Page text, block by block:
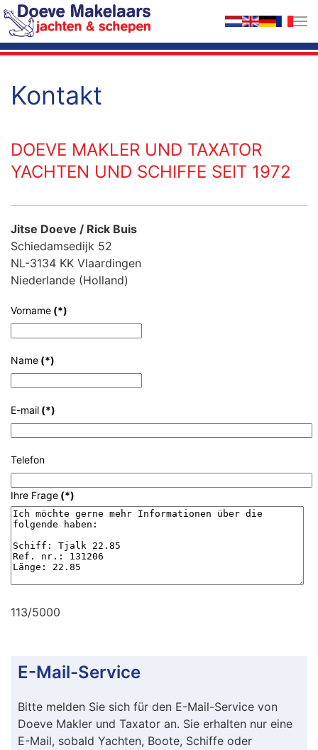
Zum Hauptinhalt springen
Kontakt
DOEVE MAKLER UND TAXATOR
YACHTEN UND SCHIFFE SEIT 1972
Jitse Doeve / Rick Buis
Schiedamsedijk 52
NL-3134 KK Vlaardingen
Niederlande (Holland)
Vorname (*)
Name (*)
E-mail (*)
Telefon
Ihre Frage (*)
113/5000
E-Mail-Service
Bitte melden Sie sich für den E-Mail-Service von
Doeve Makler und Taxator an. Sie erhalten nur eine
E-Mail, sobald Yachten, Boote, Schiffe oder